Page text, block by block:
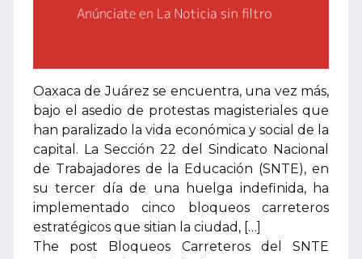
Oaxaca de Juárez se encuentra, una vez más,
bajo el asedio de protestas magisteriales que
han paralizado la vida económica y social de la
capital. La Sección 22 del Sindicato Nacional
de Trabajadores de la Educación (SNTE), en
su tercer día de una huelga indefinida, ha
implementado cinco bloqueos carreteros
estratégicos que sitian la ciudad, […]
The post Bloqueos Carreteros del SNTE